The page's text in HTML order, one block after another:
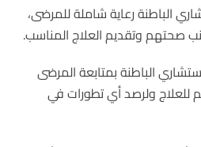
الباطنة رعاية شاملة للمرضى،
صحتهم وتقديم العلاج المناسب.
الباطنة بمتابعة المرضى
للعلاج ولرصد أي تطورات في